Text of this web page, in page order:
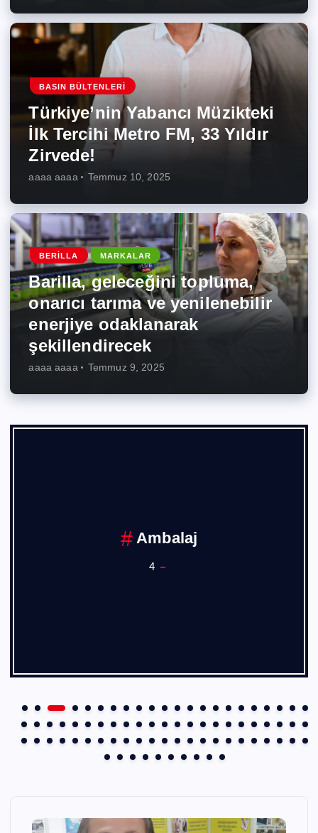
BASIN BÜLTENLERI
Türkiye’nin Yabancı Müzikteki
İlk Tercihi Metro FM, 33 Yıldır
Zirvede!
aaaa aaaa Temmuz 10, 2025
BERILLA MARKALAR
Barilla, geleceğini topluma,
onarıcı tarıma ve yenilenebilir
enerjiye odaklanarak
şekillendirecek
aaaa aaaa Temmuz 9, 2025
Ambalaj
4